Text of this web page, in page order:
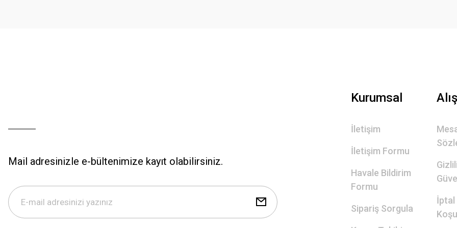
Mail adresinizle e-bültenimize kayıt olabilirsiniz.
Kurumsal
İletişim
İletişim Formu
Havale Bildirim
Formu
Sipariş Sorgula
İptal